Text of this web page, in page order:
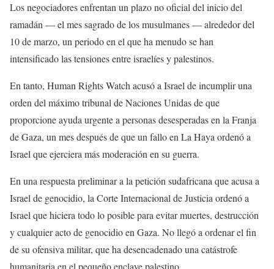
Los negociadores enfrentan un plazo no oficial del inicio del
ramadán — el mes sagrado de los musulmanes — alrededor del
10 de marzo, un periodo en el que ha menudo se han
intensificado las tensiones entre israelíes y palestinos.
En tanto, Human Rights Watch acusó a Israel de incumplir una
orden del máximo tribunal de Naciones Unidas de que
proporcione ayuda urgente a personas desesperadas en la Franja
de Gaza, un mes después de que un fallo en La Haya ordenó a
Israel que ejerciera más moderación en su guerra.
En una respuesta preliminar a la petición sudafricana que acusa a
Israel de genocidio, la Corte Internacional de Justicia ordenó a
Israel que hiciera todo lo posible para evitar muertes, destrucción
y cualquier acto de genocidio en Gaza. No llegó a ordenar el fin
de su ofensiva militar, que ha desencadenado una catástrofe